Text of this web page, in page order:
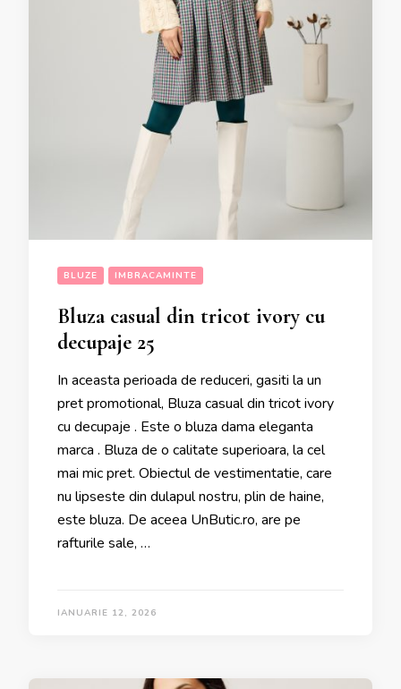
BLUZE IMBRACAMINTE
Bluza casual din tricot ivory cu
decupaje 25
In aceasta perioada de reduceri, gasiti la un
pret promotional, Bluza casual din tricot ivory
cu decupaje . Este o bluza dama eleganta
marca . Bluza de o calitate superioara, la cel
mai mic pret. Obiectul de vestimentatie, care
nu lipseste din dulapul nostru, plin de haine,
este bluza. De aceea UnButic.ro, are pe
rafturile sale, …
IANUARIE 12, 2026